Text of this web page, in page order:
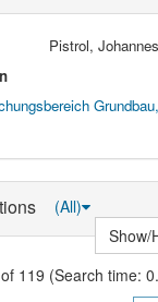
Pistrol, Johannes
(All)
119 (Search time: